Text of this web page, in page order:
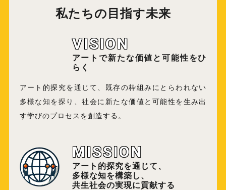
私たちの目指す未来
VISION
アートで新たな価値と可能性をひ
らく
アート的探究を通じて、既存の枠組みにとらわれない
多様な知を探り、社会に新たな価値と可能性を生み出
す学びのプロセスを創造する。
MISSION
アート的探究を通じて、
多様な知を構築し、
共生社会の実現に貢献する